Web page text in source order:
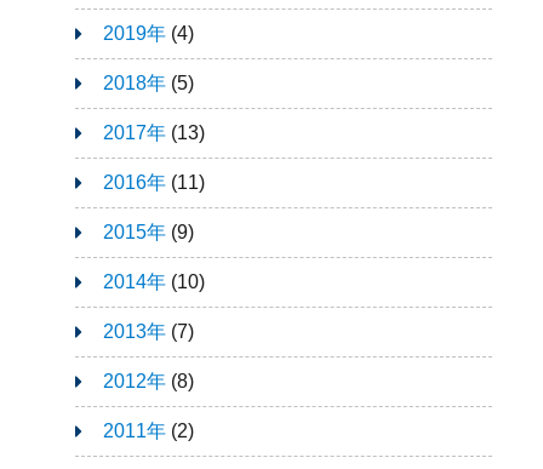
2019年(4)
2018年(5)
2017年(13)
2016年(11)
2015年(9)
2014年(10)
2013年(7)
2012年(8)
2011年(2)